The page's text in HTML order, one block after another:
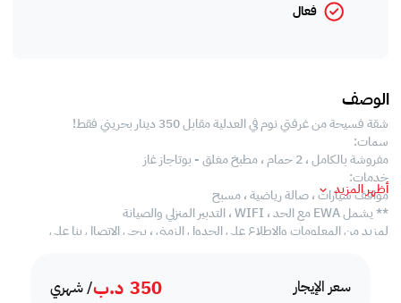
سعر الإيجار 350 د.ب/ شهري
فعال
الوصف
شقة فسيحة من غرفتي نوم في العدلية مقابل 350 دينار بحريني فقط!
سمات:
مفروشة بالكامل ، 2 حمام ، مطبخ مغلق - بوتاجاز غاز
خدمات:
مواقف سيارات ، صالة رياضية ، مسبح
** يشمل EWA مع الحد ، WIFI ، التدبير المنزلي والصيانة
لمزيد من المعلومات والاطلاع على الجدول الزمني ، يرجى الاتصال بنا على
أظهر المزيد